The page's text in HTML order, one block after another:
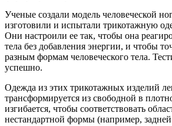
Ученые создали модель человеческой
изготовили и испытали трикотажную
Они настроили ее так, чтобы она
тела без добавления энергии, и чтобы
разным формам человеческого тела.
успешно.
Одежда из этих трикотажных изделий
трансформируется из свободной в
изгибается, чтобы соответствовать
нестандартной формы (например, задней